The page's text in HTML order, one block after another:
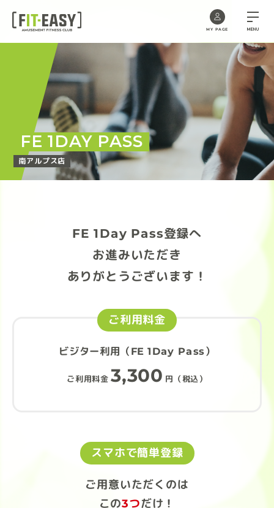
content
MY PAGE MENU
FE 1DAY PASS
南アルプス店
FE 1Day Pass登録へ
お進みいただき
ありがとうございます！
ご利用料金
ビジター利用（FE 1Day Pass）
ご利用料金 3,300 円（税込）
スマホで簡単登録
ご用意いただくのは
この3つだけ！